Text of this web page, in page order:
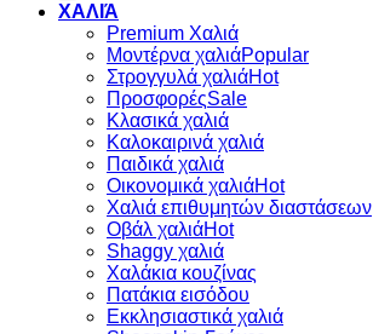
ΧΑΛΙΆ
Premium Χαλιά
Μοντέρνα χαλιά
Στρογγυλά χαλιά
Προσφορές
Κλασικά χαλιά
Καλοκαιρινά χαλιά
Παιδικά χαλιά
Οικονομικά χαλιά
Χαλιά επιθυμητών διαστάσεων
Οβάλ χαλιά
Shaggy χαλιά
Χαλάκια κουζίνας
Πατάκια εισόδου
Εκκλησιαστικά χαλιά